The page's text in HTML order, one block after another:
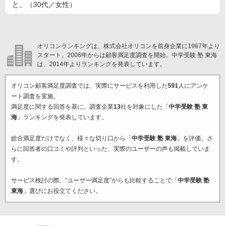
と。（30代／女性）
オリコンランキングは、株式会社オリコンを前身企業に1967年より
スタート。2006年からは顧客満足度調査を開始。中学受験 塾 東海
は、2014年よりランキングを発表しています。
オリコン顧客満足度調査では、実際にサービスを利用した591人にアンケ
ート調査を実施。
満足度に関する回答を基に、調査企業13社を対象にした「 中学受験 塾 東
海」ランキングを発表しています。
総合満足度だけでなく、様々な切り口から「 中学受験 塾 東海」を評価。さ
らに回答者の口コミや評判といった、実際のユーザーの声も掲載していま
す。
サービス検討の際、“ユーザー満足度”からも比較することで「 中学受験 塾
東海」選びにお役立てください。